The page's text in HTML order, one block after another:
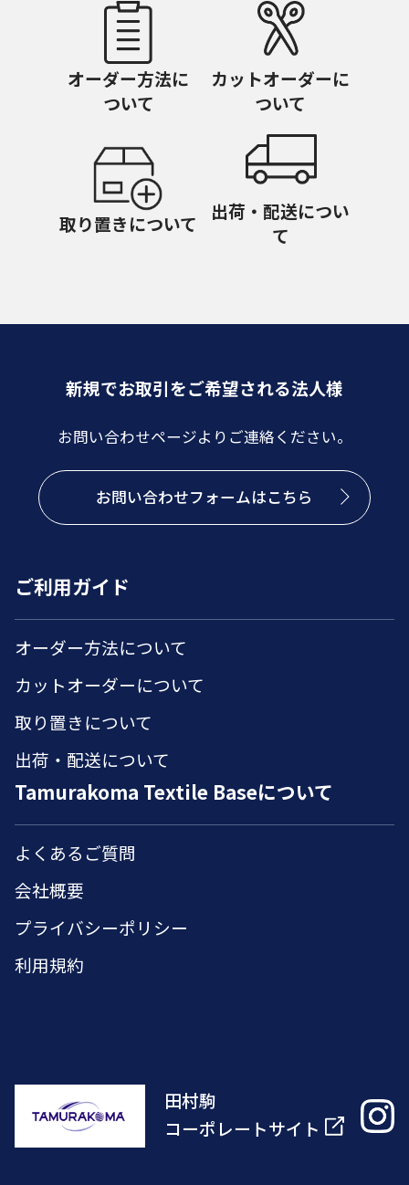
オーダー方法に
ついて
カットオーダーに
ついて
取り置きについて
出荷・配送につい
て
新規でお取引をご希望される法人様
お問い合わせページよりご連絡ください。
お問い合わせフォームはこちら
ご利用ガイド
オーダー方法について
カットオーダーについて
取り置きについて
出荷・配送について
Tamurakoma Textile Baseについて
よくあるご質問
会社概要
プライバシーポリシー
利用規約
田村駒
コーポレートサイト